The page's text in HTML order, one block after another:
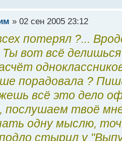
» 02 сен 2005 23:12
потерял ?...
Ты вот всё
порадовала ?
всё это дело
послушаем твоё
одну мыслю,
стырил у